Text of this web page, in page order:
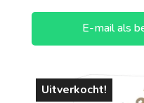
E-mail als
Uitverkocht!